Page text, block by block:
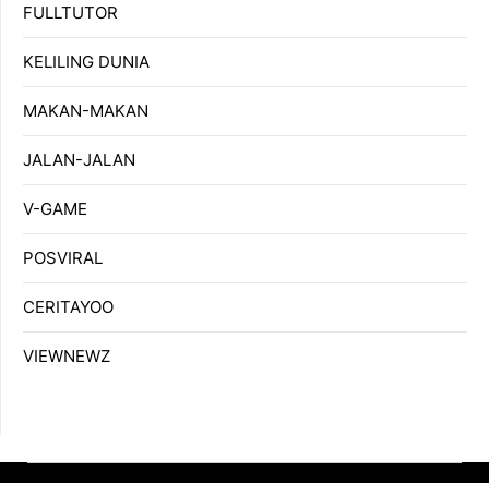
FULLTUTOR
KELILING DUNIA
MAKAN-MAKAN
JALAN-JALAN
V-GAME
POSVIRAL
CERITAYOO
VIEWNEWZ